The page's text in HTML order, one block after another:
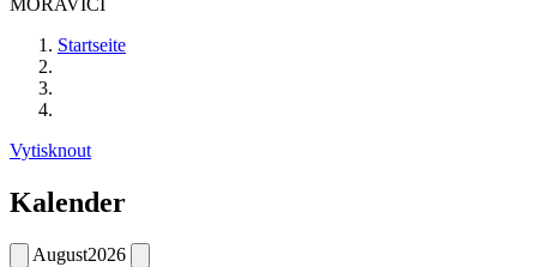
MORAVICÍ
Startseite
Vytisknout
Kalender
August2026